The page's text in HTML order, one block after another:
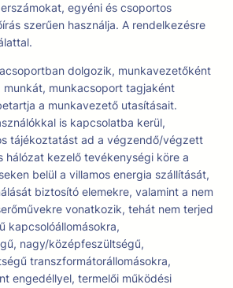
egyéni és csoportos
szerűen használja. A rendelkezésre
dolgozik, munkavezetőként
munkát, munkacsoport tagjaként
a munkavezető utasításait.
is kapcsolatba kerül,
tájékoztatást ad a végzendő/végzett
hálózat kezelő tevékenységi köre a
belül a villamos energia szállítását,
biztosító elemekre, valamint a nem
vonatkozik, tehát nem terjed
kapcsolóállomásokra,
nagy/középfeszültségű,
transzformátorállomásokra,
engedéllyel, termelői működési